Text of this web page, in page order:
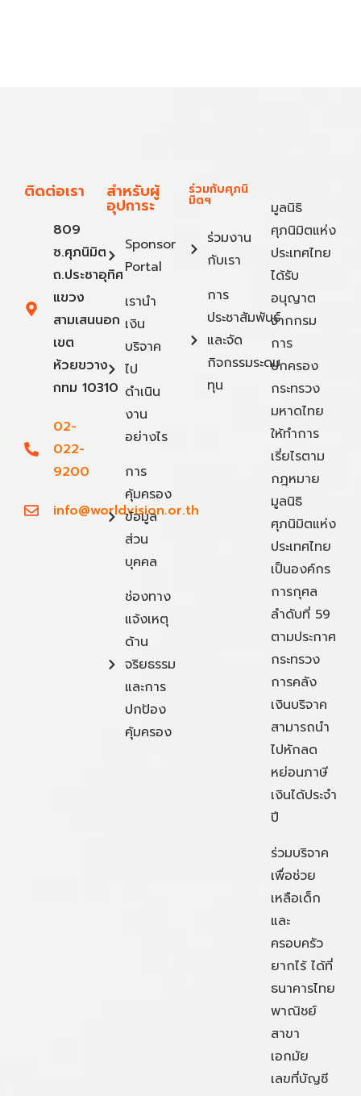
ติดต่อเรา
809
ซ.ศุภนิมิต
ถ.ประชาอุทิศ
แขวง
สามเสนนอก
เขต
ห้วยขวาง
กทม 10310
02-
022-
9200
info@worldvision.or.th
สำหรับผู้
อุปการะ
Sponsor
Portal
เรานำ
เงิน
บริจาค
ไป
ดำเนิน
งาน
อย่างไร
การ
คุ้มครอง
ข้อมูล
ส่วน
บุคคล
ช่องทาง
แจ้งเหตุ
ด้าน
จริยธรรม
และการ
ปกป้อง
คุ้มครอง
ร่วมกับศุภนิ
มิตฯ
ร่วมงาน
กับเรา
การ
ประชาสัมพันธ์
และจัด
กิจกรรมระดม
ทุน
มูลนิธิ
ศุภนิมิตแห่ง
ประเทศไทย
ได้รับ
อนุญาต
จากกรม
การ
ปกครอง
กระทรวง
มหาดไทย
ให้ทำการ
เรี่ยไรตาม
กฎหมาย
มูลนิธิ
ศุภนิมิตแห่ง
ประเทศไทย
เป็นองค์กร
การกุศล
ลำดับที่ 59
ตามประกาศ
กระทรวง
การคลัง
เงินบริจาค
สามารถนำ
ไปหักลด
หย่อนภาษี
เงินได้ประจำ
ปี
ร่วมบริจาค
เพื่อช่วย
เหลือเด็ก
และ
ครอบครัว
ยากไร้ ได้ที่
ธนาคารไทย
พาณิชย์
สาขา
เอกมัย
เลขที่บัญชี